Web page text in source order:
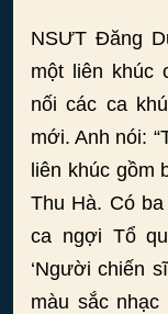
NSƯT Đăng
một liên khúc
nối các ca
mới. Anh nói:
liên khúc gồm
Thu Hà. Có
ca ngợi Tổ
‘Người chiến
màu sắc